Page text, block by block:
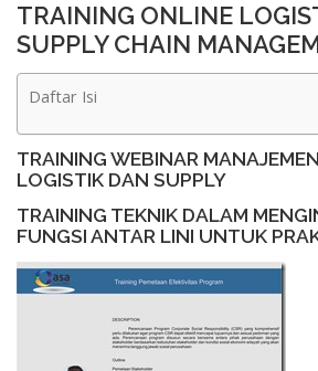
TRAINING ONLINE
SUPPLY CHAIN
Daftar Isi
TRAINING WEBINAR
LOGISTIK DAN SUPPLY
TRAINING TEKNIK DALAM
FUNGSI ANTAR LINI UNTUK